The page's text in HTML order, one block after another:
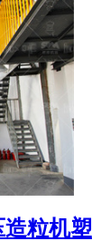
粒机塑